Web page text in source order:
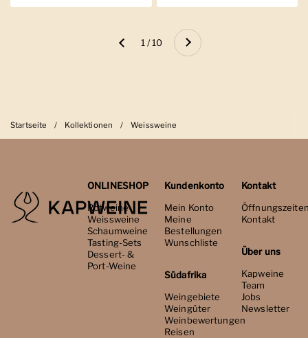
Zurück 1 / 10 Weiter
Startseite / Kollektionen / Weissweine
ONLINESHOP
Rotweine
Weissweine
Schaumweine
Tasting-Sets
Dessert- &
Port-Weine
Kundenkonto
Mein Konto
Meine
Bestellungen
Wunschliste
Südafrika
Weingebiete
Weingüter
Weinbewertungen
Reisen
Kontakt
Kontakt
Über uns
Kapweine
Team
Jobs
Newsletter